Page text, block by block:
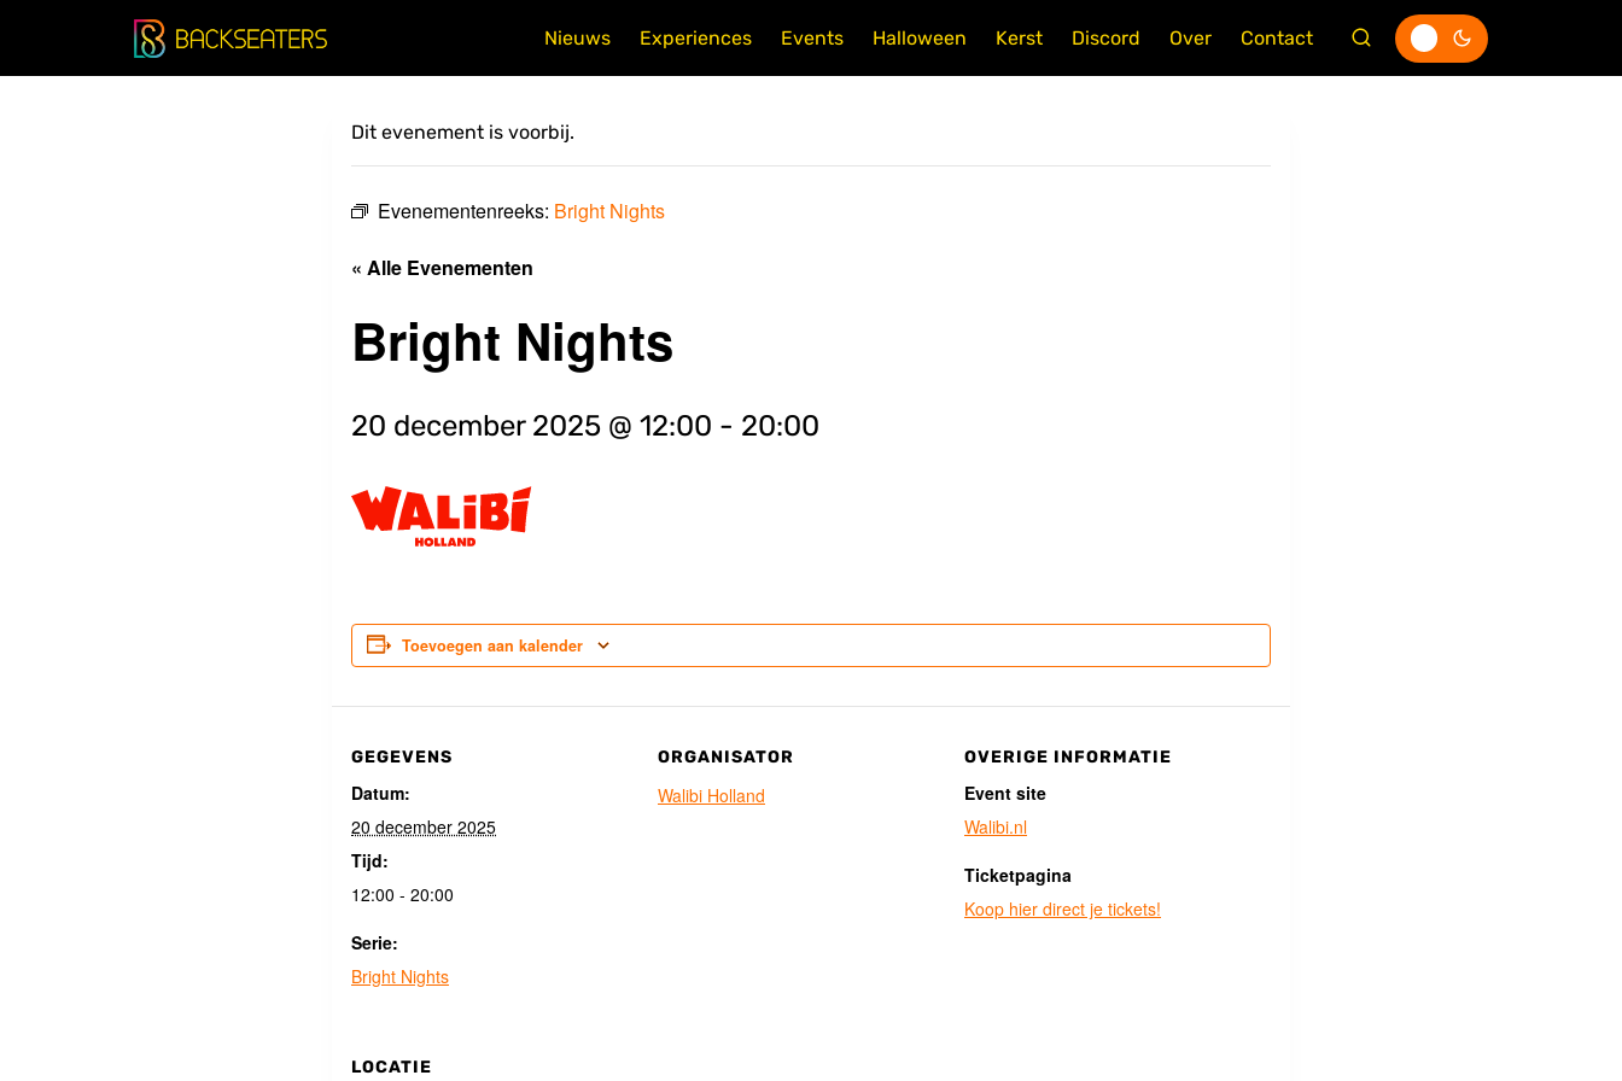
Nieuws Experiences Events Halloween Kerst Discord Over Contact
Dit evenement is voorbij.
Evenementenreeks: Bright Nights
« Alle Evenementen
Bright Nights
20 december 2025 @ 12:00 - 20:00
Toevoegen aan kalender
GEGEVENS
Datum:
20 december 2025
Tijd:
12:00 - 20:00
Serie:
Bright Nights
ORGANISATOR
Walibi Holland
OVERIGE INFORMATIE
Event site
Walibi.nl
Ticketpagina
Koop hier direct je tickets!
LOCATIE